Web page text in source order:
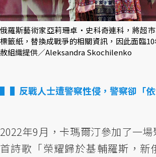
俄羅斯藝術家亞莉珊卓・史科奇連科，將超
標籤紙，替換成戰爭的相關資訊，因此面臨
赦組織提供／Aleksandra Skochilenko
▌反戰人士遭警察性侵，警察卻「
2022年9月，卡瑪爾汀參加了一
首詩歌「榮耀歸於基輔羅斯，新